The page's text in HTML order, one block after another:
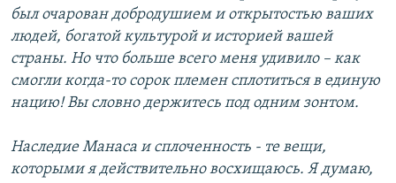
был очарован добродушием и открытостью ваших
людей, богатой культурой и историей вашей
страны. Но что больше всего меня удивило – как
смогли когда-то сорок племен сплотиться в единую
нацию! Вы словно держитесь под одним зонтом.
Наследие Манаса и сплоченность - те вещи,
которыми я действительно восхищаюсь. Я думаю,